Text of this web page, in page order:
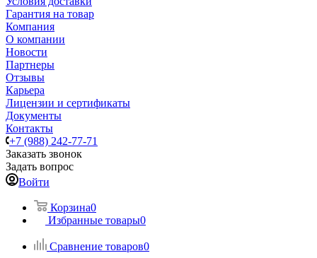
Гарантия на товар
Компания
О компании
Новости
Партнеры
Отзывы
Карьера
Лицензии и сертификаты
Документы
Контакты
+7 (988) 242-77-71
Заказать звонок
Задать вопрос
Войти
Корзина0
Избранные товары0
Сравнение товаров0